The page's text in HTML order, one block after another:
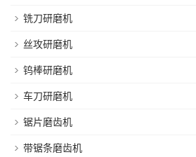
铣刀研磨机
丝攻研磨机
钨棒研磨机
车刀研磨机
锯片磨齿机
带锯条磨齿机